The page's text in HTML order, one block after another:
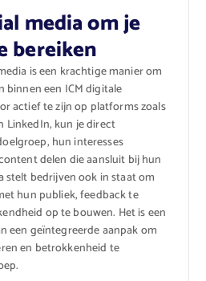
media om je
bereiken
is een krachtige manier om
binnen een ICM digitale
actief te zijn op platforms zoals
LinkedIn, kun je direct
hun interesses
delen die aansluit bij hun
stelt bedrijven ook in staat om
hun publiek, feedback te
op te bouwen. Het is een
een geïntegreerde aanpak om
en betrokkenheid te